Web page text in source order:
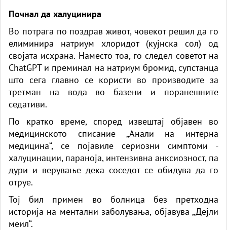
Почнал да халуцинира
Во потрага по поздрав живот, човекот решил да го
елиминира натриум хлоридот (кујнска сол) од
својата исхрана. Наместо тоа, го следел советот на
ChatGPT и преминал на натриум бромид, супстанца
што сега главно се користи во производите за
третман на вода во базени и поранешните
седативи.
По кратко време, според извештај објавен во
медицинското списание „Анали на интерна
медицина“, се појавиле сериозни симптоми -
халуцинации, параноја, интензивна анксиозност, па
дури и верување дека соседот се обидува да го
отруе.
Тој бил примен во болница без претходна
историја на ментални заболувања, објавува „Дејли
меил“.